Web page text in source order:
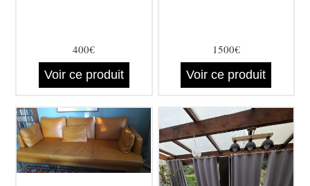
400€
Voir ce produit
1500€
Voir ce produit